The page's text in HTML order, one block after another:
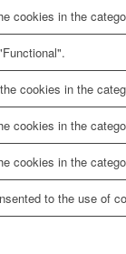
cookies in the
cookies in the
cookies in the
cookies in the
to the use of